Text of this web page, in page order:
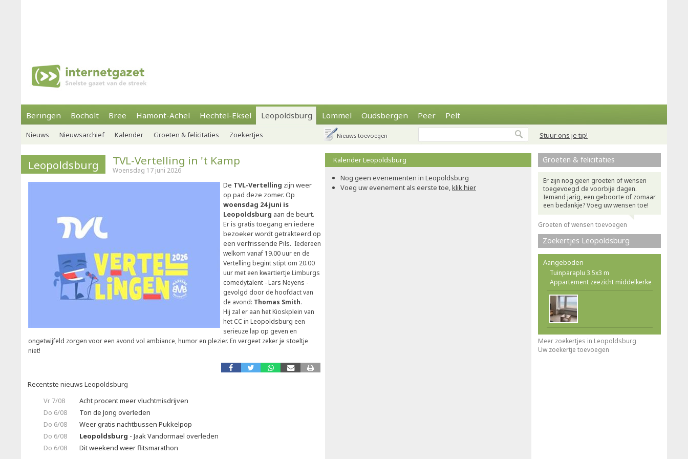
Beringen Bocholt Bree Hamont-Achel Hechtel-Eksel Leopoldsburg Lommel Oudsbergen Peer Pelt
Stuur ons je tip!
Nieuws Nieuwsarchief Kalender Groeten & felicitaties Zoekertjes Nieuws toevoegen
Leopoldsburg TVL-Vertelling in 't Kamp
Woensdag 17 juni 2026
De TVL-Vertelling zijn weer
op pad deze zomer. Op
woensdag 24 juni is
Leopoldsburg aan de beurt.
Er is gratis toegang en iedere
bezoeker wordt getrakteerd op
een verfrissende Pils. Iedereen
welkom vanaf 19.00 uur en de
Vertelling begint stipt om 20.00
uur met een kwartiertje Limburgs
comedytalent - Lars Neyens -
gevolgd door de hoofdact van
de avond: Thomas Smith.
Hij zal er aan het Kioskplein van
het CC in Leopoldsburg een
serieuze lap op geven en
ongetwijfeld zorgen voor een avond vol ambiance, humor en plezier. En vergeet zeker je stoeltje
niet!
Recentste nieuws Leopoldsburg
Vr 7/08
Acht procent meer vluchtmisdrijven
Do 6/08
Ton de Jong overleden
Do 6/08
Weer gratis nachtbussen Pukkelpop
Do 6/08
Leopoldsburg - Jaak Vandormael overleden
Do 6/08
Dit weekend weer flitsmarathon
Kalender Leopoldsburg
Nog geen evenementen in Leopoldsburg
Voeg uw evenement als eerste toe,klik hier
Groeten & felicitaties
Er zijn nog geen groeten of wensen
toegevoegd de voorbije dagen.
Iemand jarig, een geboorte of zomaar
een bedankje? Voeg uw wensen toe!
Groeten of wensen toevoegen
Zoekertjes Leopoldsburg
Aangeboden
Tuinparaplu 3.5x3 m
Appartement zeezicht middelkerke
Meer zoekertjes in Leopoldsburg
Uw zoekertje toevoegen